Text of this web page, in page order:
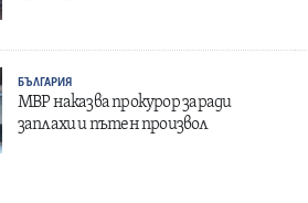
БЪЛГАРИЯ
МВР наказва прокурор заради
заплахи и пътен произвол